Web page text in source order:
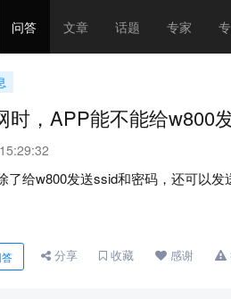
问答 文章 话题 专家
时，APP能不能给w800
了给w800发送ssid和密码，还可以
分享 收藏 感谢